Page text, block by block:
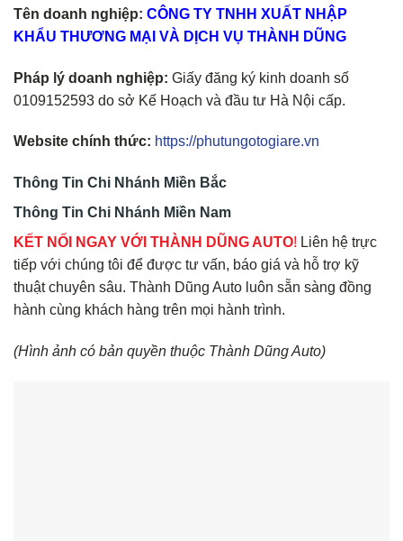
Tên doanh nghiệp: CÔNG TY TNHH XUẤT NHẬP
KHẨU THƯƠNG MẠI VÀ DỊCH VỤ THÀNH DŨNG
Pháp lý doanh nghiệp: Giấy đăng ký kinh doanh số
0109152593 do sở Kế Hoạch và đầu tư Hà Nội cấp.
Website chính thức: https://phutungotogiare.vn
Thông Tin Chi Nhánh Miền Bắc
Thông Tin Chi Nhánh Miền Nam
KẾT NỐI NGAY VỚI THÀNH DŨNG AUTO! Liên hệ trực
tiếp với chúng tôi để được tư vấn, báo giá và hỗ trợ kỹ
thuật chuyên sâu. Thành Dũng Auto luôn sẵn sàng đồng
hành cùng khách hàng trên mọi hành trình.
(Hình ảnh có bản quyền thuộc Thành Dũng Auto)